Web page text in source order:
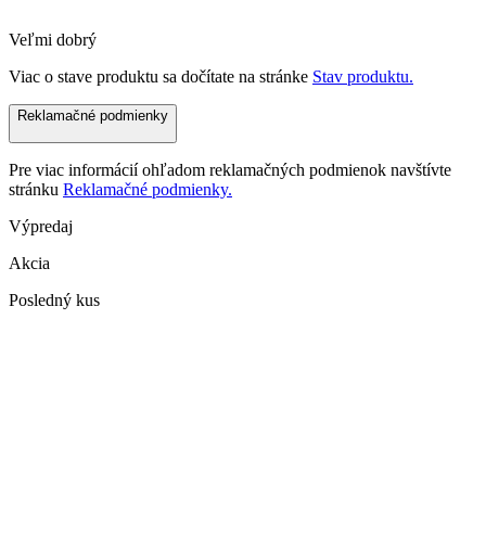
Veľmi dobrý
Viac o stave produktu sa dočítate na stránke Stav produktu.
Reklamačné podmienky
Pre viac informácií ohľadom reklamačných podmienok navštívte
stránku Reklamačné podmienky.
Výpredaj
Akcia
Posledný kus